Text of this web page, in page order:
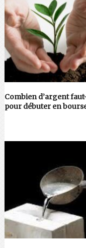
Combien d’argent
pour débuter en